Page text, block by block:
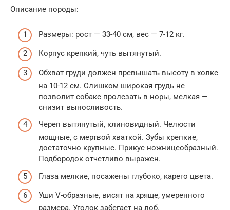
Описание породы:
Размеры: рост — 33-40 см, вес — 7-12 кг.
Корпус крепкий, чуть вытянутый.
Обхват груди должен превышать высоту в холке
на 10-12 см. Слишком широкая грудь не
позволит собаке пролезать в норы, мелкая —
снизит выносливость.
Череп вытянутый, клиновидный. Челюсти
мощные, с мертвой хваткой. Зубы крепкие,
достаточно крупные. Прикус ножницеобразный.
Подбородок отчетливо выражен.
Глаза мелкие, посажены глубоко, карего цвета.
Уши V-образные, висят на хряще, умеренного
размера. Уголок забегает на лоб.